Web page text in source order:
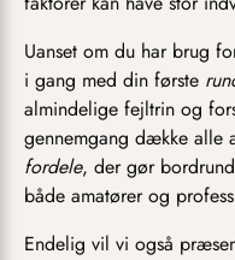
Uanset om du har brug
i gang med din første
almindelige fejltrin og
gennemgang dække alle
fordele, der gør
både amatører og
Endelig vil vi også